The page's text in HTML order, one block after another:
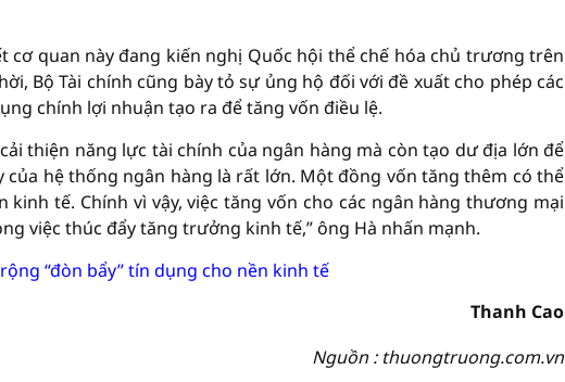
cơ quan này đang kiến nghị Quốc hội thể chế hóa chủ trương trên
Bộ Tài chính cũng bày tỏ sự ủng hộ đối với đề xuất cho phép các
chính lợi nhuận tạo ra để tăng vốn điều lệ.
thiện năng lực tài chính của ngân hàng mà còn tạo dư địa lớn để
hệ thống ngân hàng là rất lớn. Một đồng vốn tăng thêm có thể
tế. Chính vì vậy, việc tăng vốn cho các ngân hàng thương mại
việc thúc đẩy tăng trưởng kinh tế,” ông Hà nhấn mạnh.
“đòn bẩy” tín dụng cho nền kinh tế
Thanh Cao
Nguồn : thuongtruong.com.vn